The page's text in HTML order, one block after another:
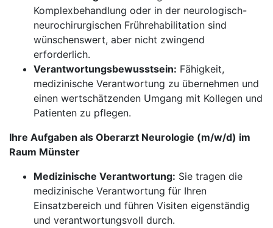
Komplexbehandlung oder in der neurologisch-
neurochirurgischen Frührehabilitation sind
wünschenswert, aber nicht zwingend
erforderlich.
Verantwortungsbewusstsein: Fähigkeit,
medizinische Verantwortung zu übernehmen und
einen wertschätzenden Umgang mit Kollegen und
Patienten zu pflegen.
Ihre Aufgaben als Oberarzt Neurologie (m/w/d) im
Raum Münster
Medizinische Verantwortung: Sie tragen die
medizinische Verantwortung für Ihren
Einsatzbereich und führen Visiten eigenständig
und verantwortungsvoll durch.